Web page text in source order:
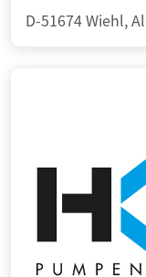
D-51674 Wiehl,